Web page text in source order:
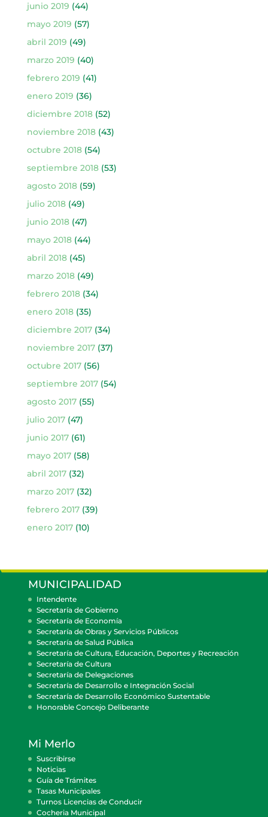
junio 2019 (44)
mayo 2019 (57)
abril 2019 (49)
marzo 2019 (40)
febrero 2019 (41)
enero 2019 (36)
diciembre 2018(52)
noviembre 2018(43)
octubre 2018(54)
septiembre 2018(53)
agosto 2018(59)
julio 2018(49)
junio 2018(47)
mayo 2018(44)
abril 2018(45)
marzo 2018(49)
febrero 2018(34)
enero 2018(35)
diciembre 2017(34)
noviembre 2017(37)
octubre 2017(56)
septiembre 2017(54)
agosto 2017(55)
julio 2017(47)
junio 2017(61)
mayo 2017(58)
abril 2017(32)
marzo 2017(32)
febrero 2017(39)
enero 2017(10)
MUNICIPALIDAD
Intendente
Secretaría de Gobierno
Secretaría de Economía
Secretaría de Obras y Servicios Públicos
Secretaría de Salud Pública
Secretaría de Cultura, Educación, Deportes y Recreación
Secretaría de Cultura
Secretaría de Delegaciones
Secretaría de Desarrollo e Integración Social
Secretaría de Desarrollo Económico Sustentable
Honorable Concejo Deliberante
Mi Merlo
Suscribirse
Noticias
Guía de Trámites
Tasas Municipales
Turnos Licencias de Conducir
Cocheria Municipal